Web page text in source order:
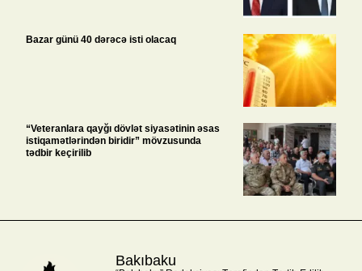
Bazar günü 40 dərəcə isti olacaq
“Veteranlara qayğı dövlət siyasətinin əsas
istiqamətlərindən biridir” mövzusunda
tədbir keçirilib
Bakıbaku